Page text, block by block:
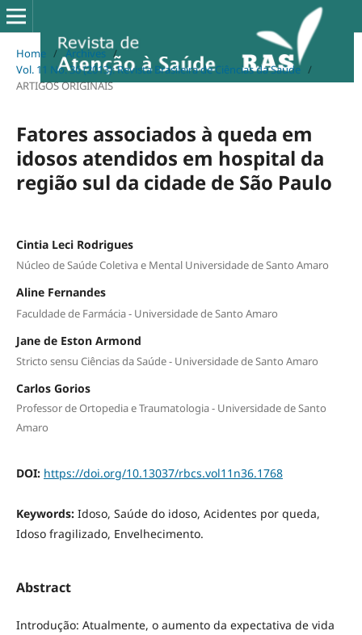
Home / Archives /
Vol. 11 No. 36 (2013): Revista Brasileira de Ciências da Saúde /
ARTIGOS ORIGINAIS
Fatores associados à queda em
idosos atendidos em hospital da
região sul da cidade de São Paulo
Cintia Leci Rodrigues
Núcleo de Saúde Coletiva e Mental Universidade de Santo Amaro
Aline Fernandes
Faculdade de Farmácia - Universidade de Santo Amaro
Jane de Eston Armond
Stricto sensu Ciências da Saúde - Universidade de Santo Amaro
Carlos Gorios
Professor de Ortopedia e Traumatologia - Universidade de Santo
Amaro
DOI: https://doi.org/10.13037/rbcs.vol11n36.1768
Keywords: Idoso, Saúde do idoso, Acidentes por queda,
Idoso fragilizado, Envelhecimento.
Abstract
Introdução: Atualmente, o aumento da expectativa de vida